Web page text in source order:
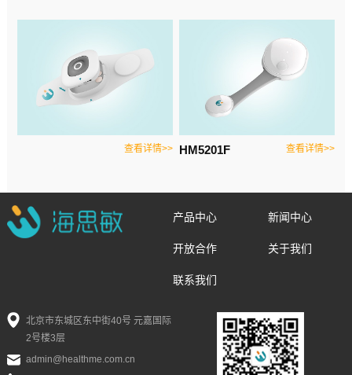
查看详情>> HM5201F 查看详情>>
产品中心 新闻中心
开放合作 关于我们
联系我们
北京市东城区东中街40号 元嘉国际
2号楼3层
admin@healthme.com.cn